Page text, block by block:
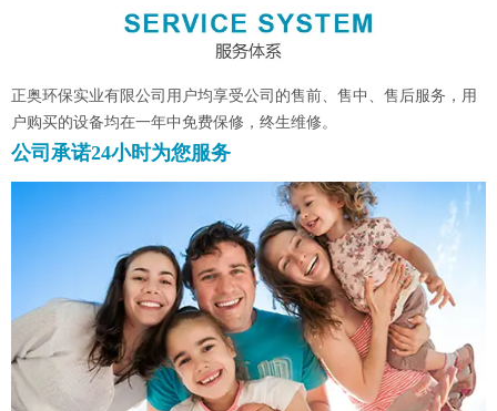
正奥环保实业有限公司用户均享受公司的售前、售中、售后服务，用
户购买的设备均在一年中免费保修，终生维修。
公司承诺24小时为您服务